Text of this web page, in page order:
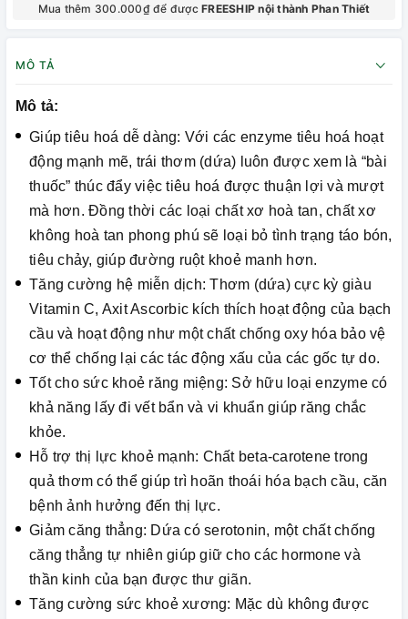
Mua thêm 300.000₫ để đượcFREESHIP nội thành Phan Thiết
MÔ TẢ
Mô tả:
Giúp tiêu hoá dễ dàng: Với các enzyme tiêu hoá hoạt
động mạnh mẽ, trái thơm (dứa) luôn được xem là “bài
thuốc” thúc đẩy việc tiêu hoá được thuận lợi và mượt
mà hơn. Đồng thời các loại chất xơ hoà tan, chất xơ
không hoà tan phong phú sẽ loại bỏ tình trạng táo bón,
tiêu chảy, giúp đường ruột khoẻ manh hơn.
Tăng cường hệ miễn dịch: Thơm (dứa) cực kỳ giàu
Vitamin C, Axit Ascorbic kích thích hoạt động của bạch
cầu và hoạt động như một chất chống oxy hóa bảo vệ
cơ thể chống lại các tác động xấu của các gốc tự do.
Tốt cho sức khoẻ răng miệng: Sở hữu loại enzyme có
khả năng lấy đi vết bẩn và vi khuẩn giúp răng chắc
khỏe.
Hỗ trợ thị lực khoẻ mạnh: Chất beta-carotene trong
quả thơm có thể giúp trì hoãn thoái hóa bạch cầu, căn
bệnh ảnh hưởng đến thị lực.
Giảm căng thẳng: Dứa có serotonin, một chất chống
căng thẳng tự nhiên giúp giữ cho các hormone và
thần kinh của bạn được thư giãn.
Tăng cường sức khoẻ xương: Mặc dù không được